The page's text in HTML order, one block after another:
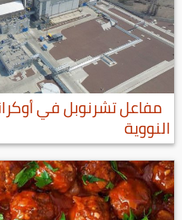
مفاعل تشرنوبل في
النووية